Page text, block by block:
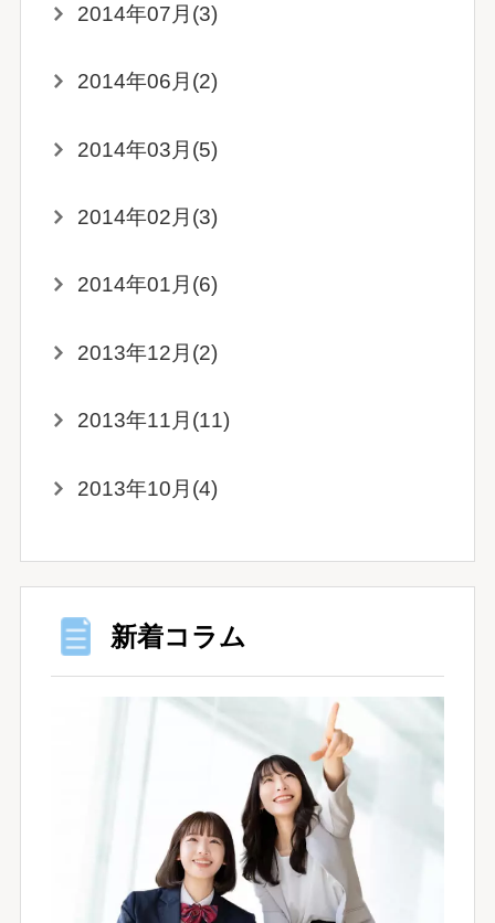
2014年07月(3)
2014年06月(2)
2014年03月(5)
2014年02月(3)
2014年01月(6)
2013年12月(2)
2013年11月(11)
2013年10月(4)
新着コラム